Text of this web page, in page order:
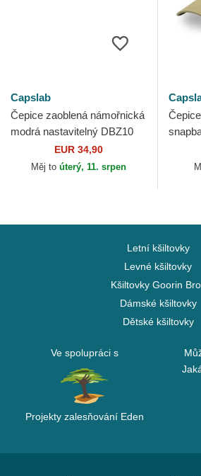
Capslab
Čepice zaoblená námořnická
modrá nastavitelný DBZ10
GOK Son Goku Dragon Ball
Capslab
EUR 34,90
Měj to úterý, 11. srpen
Letní kšiltovky
Levné kšiltovky
Kšiltovky Goorin
Dámské kšiltovky
Dětské kšiltovky
Ve spolupráci s
Projekty zalesňování Eden